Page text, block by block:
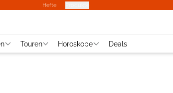
Hefte
Touren Horoskope Deals